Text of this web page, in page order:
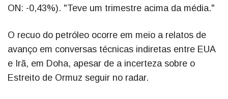
ON: -0,43%). "Teve um trimestre acima da média."
O recuo do petróleo ocorre em meio a relatos de
avanço em conversas técnicas indiretas entre EUA
e Irã, em Doha, apesar de a incerteza sobre o
Estreito de Ormuz seguir no radar.